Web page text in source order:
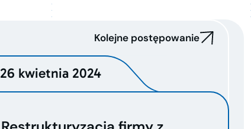
Kolejne postępowanie
26 kwietnia 2024